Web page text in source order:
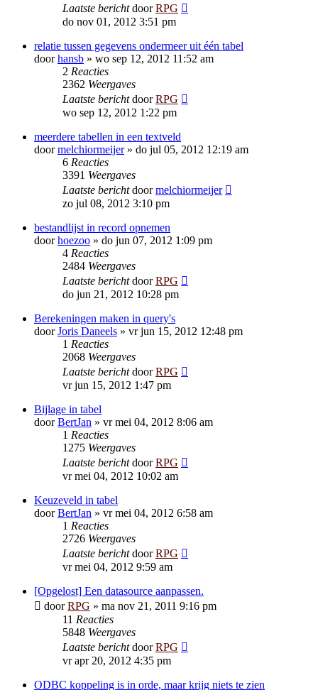
Laatste berichtdoorRPG
do nov 01, 2012 3:51 pm
relatie tussen gegevens ondermeer uit één tabel
doorhansb » wo sep 12, 2012 11:52 am
2 Reacties
2362 Weergaves
Laatste berichtdoorRPG
wo sep 12, 2012 1:22 pm
meerdere tabellen in een textveld
doormelchiormeijer» do jul 05, 2012 12:19 am
6 Reacties
3391 Weergaves
Laatste berichtdoormelchiormeijer
zo jul 08, 2012 3:10 pm
bestandlijst in record opnemen
doorhoezoo » do jun 07, 2012 1:09 pm
4 Reacties
2484 Weergaves
Laatste berichtdoorRPG
do jun 21, 2012 10:28 pm
Berekeningen maken in query's
doorJoris Daneels » vr jun 15, 2012 12:48 pm
1 Reacties
2068 Weergaves
Laatste berichtdoorRPG
vr jun 15, 2012 1:47 pm
Bijlage in tabel
doorBertJan » vr mei 04, 2012 8:06 am
1 Reacties
1275 Weergaves
Laatste berichtdoorRPG
vr mei 04, 2012 10:02 am
Keuzeveld in tabel
doorBertJan » vr mei 04, 2012 6:58 am
1 Reacties
2726 Weergaves
Laatste berichtdoorRPG
vr mei 04, 2012 9:59 am
[Opgelost] Een datasource aanpassen.
doorRPG » ma nov 21, 2011 9:16 pm
11 Reacties
5848 Weergaves
Laatste berichtdoorRPG
vr apr 20, 2012 4:35 pm
ODBC koppeling is in orde, maar krijg niets te zien